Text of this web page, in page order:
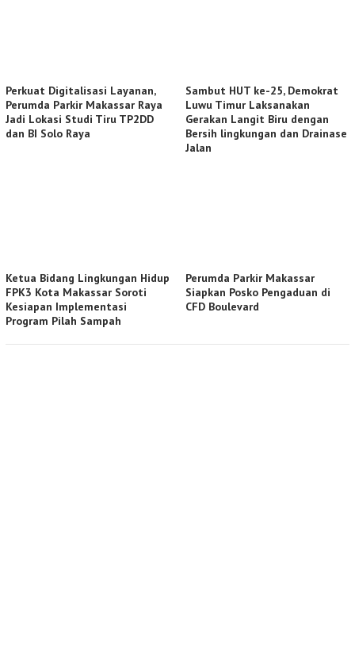
Perkuat Digitalisasi Layanan,
Perumda Parkir Makassar Raya
Jadi Lokasi Studi Tiru TP2DD
dan BI Solo Raya
Sambut HUT ke-25, Demokrat
Luwu Timur Laksanakan
Gerakan Langit Biru dengan
Bersih lingkungan dan Drainase
Jalan
Ketua Bidang Lingkungan Hidup
FPK3 Kota Makassar Soroti
Kesiapan Implementasi
Program Pilah Sampah
Perumda Parkir Makassar
Siapkan Posko Pengaduan di
CFD Boulevard